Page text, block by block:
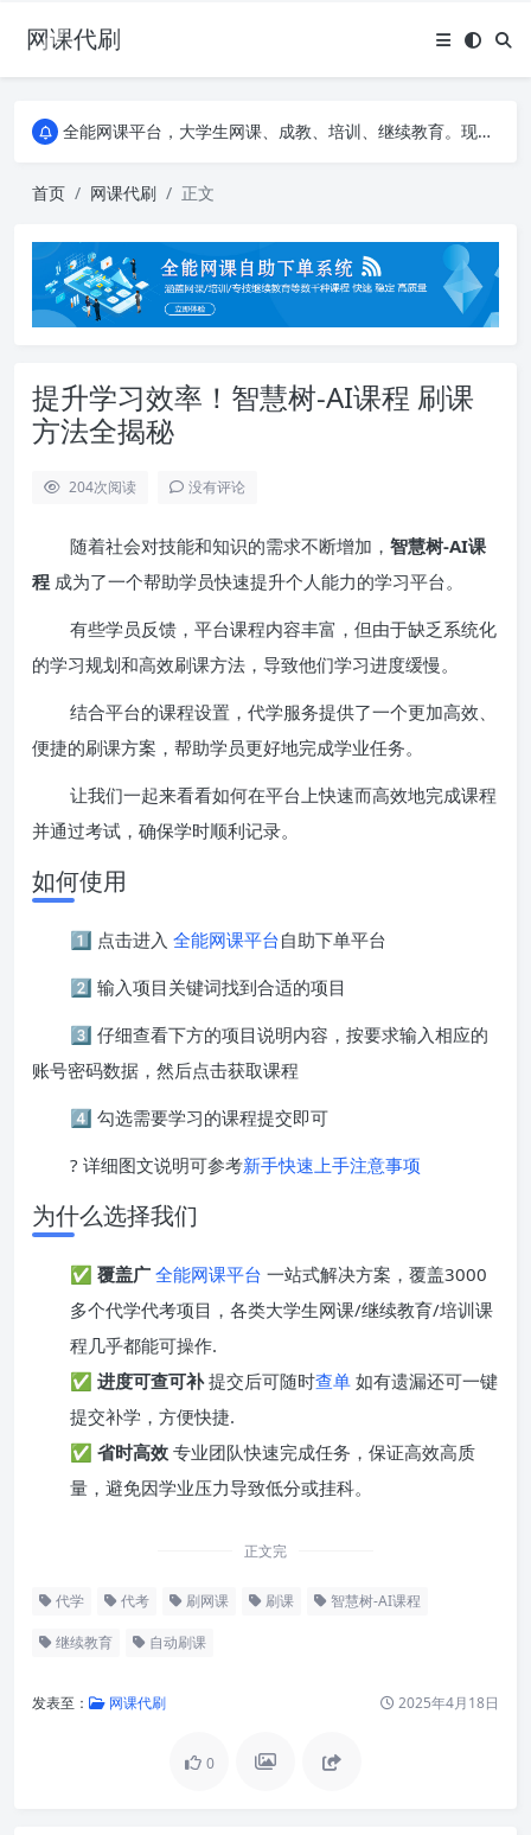
网课代刷
AI论文写作平台，根据真实文献内容生成论文
全能网课平台，大学生网课、成教、培训、继续教育。现已接入代刷代考项目3000+
全能网课平台，大学生网课、成教、培训、继续教育。现已接入代刷代考项目3000+
首页 网课代刷 正文
提升学习效率！智慧树-AI课程 刷课
方法全揭秘
204次阅读 没有评论
随着社会对技能和知识的需求不断增加， 智慧树-AI课
程 成为了一个帮助学员快速提升个人能力的学习平台。
有些学员反馈，平台课程内容丰富，但由于缺乏系统化
的学习规划和高效刷课方法，导致他们学习进度缓慢。
结合平台的课程设置，代学服务提供了一个更加高效、
便捷的刷课方案，帮助学员更好地完成学业任务。
让我们一起来看看如何在平台上快速而高效地完成课程
并通过考试，确保学时顺利记录。
如何使用
1️⃣ 点击进入 全能网课平台自助下单平台
2️⃣ 输入项目关键词找到合适的项目
3️⃣ 仔细查看下方的项目说明内容，按要求输入相应的
账号密码数据，然后点击获取课程
4️⃣ 勾选需要学习的课程提交即可
? 详细图文说明可参考新手快速上手注意事项
为什么选择我们
✅ 覆盖广 全能网课平台 一站式解决方案，覆盖3000
多个代学代考项目，各类大学生网课/继续教育/培训课
程几乎都能可操作.
✅ 进度可查可补提交后可随时查单 如有遗漏还可一键
提交补学，方便快捷.
✅ 省时高效 专业团队快速完成任务，保证高效高质
量，避免因学业压力导致低分或挂科。
正文完
代学 代考 刷网课 刷课 智慧树-AI课程
继续教育 自动刷课
发表至： 网课代刷 2025年4月18日
0